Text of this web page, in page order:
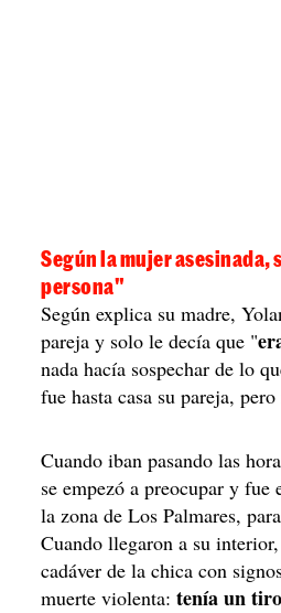
Según la mujer
persona"
Según explica su madre,
pareja y solo le decía que "
nada hacía sospechar de lo
fue hasta casa su pareja,
Cuando iban pasando las
se empezó a preocupar y fue
la zona de Los Palmares,
Cuando llegaron a su
cadáver de la chica con
muerte violenta:tenía un